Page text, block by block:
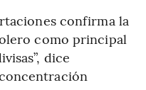
confirma la
como principal
dice